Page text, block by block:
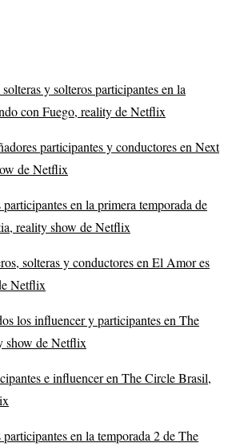
y solteros participantes en la
con Fuego, reality de Netflix
participantes y conductores en Next
de Netflix
en la primera temporada de
reality show de Netflix
solteras y conductores en El Amor es
Netflix
los influencer y participantes en The
show de Netflix
e influencer en The Circle Brasil,
en la temporada 2 de The